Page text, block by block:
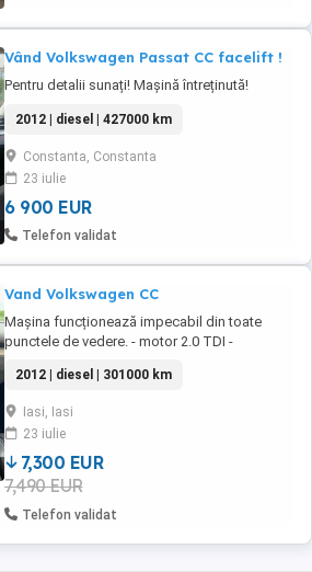
Vând Volkswagen Passat CC facelift !
Pentru detalii sunați! Mașină întreținută!
2012 | diesel | 427000 km
Constanta, Constanta
23 iulie
6 900 EUR
Telefon validat
Vand Volkswagen CC
Mașina funcționează impecabil din toate
punctele de vedere. - motor 2.0 TDI -
fata - norma de poluare Euro 5 Dotari: -
interior piele neagra si alcantara - lumini
ambientale - comenzi pe volan; - cruise
control; - camera de bord; - torpedou
refrigerat; - ...
2012 | diesel | 301000 km
Iasi, Iasi
23 iulie
7,300 EUR
7,490 EUR
Telefon validat